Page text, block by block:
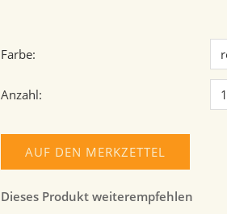
Farbe:
Anzahl:
AUF DEN MERKZETTEL
Dieses Produkt weiterempfehlen